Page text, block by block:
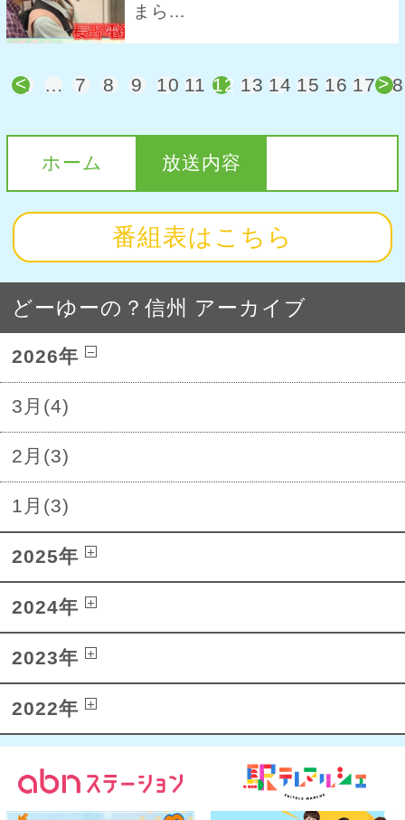
まら...
<
1 … 7 8 9 10 11 12 13 14 15 16 17 18
>
ホーム 放送内容
番組表はこちら
どーゆーの？信州 アーカイブ
2026年
3月(4)
2月(3)
1月(3)
2025年
2024年
2023年
2022年